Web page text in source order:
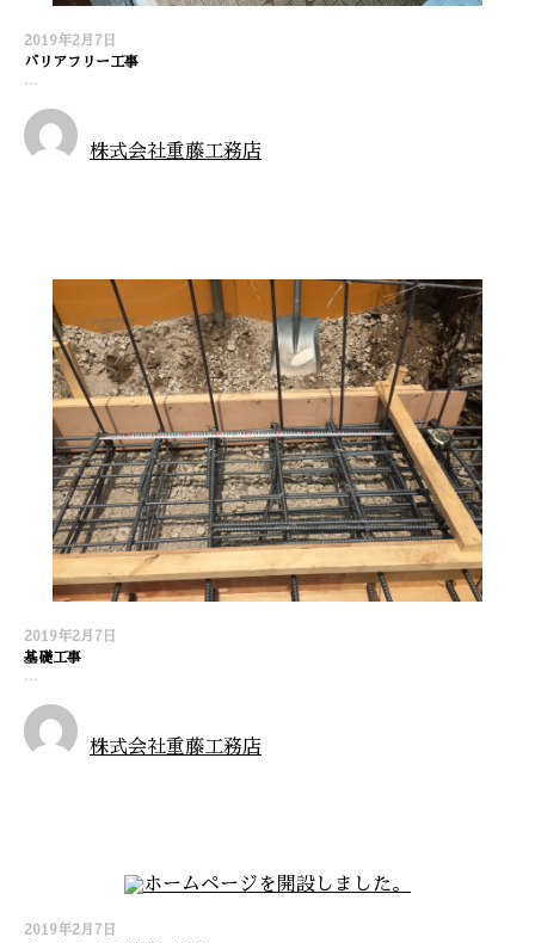
2019年2月7日
バリアフリー工事
株式会社重藤工務店
2019年2月7日
基礎工事
株式会社重藤工務店
2019年2月7日